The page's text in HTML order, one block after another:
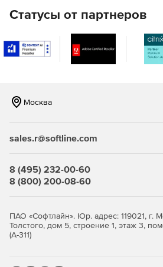
Статусы от партнеров
Москва
sales.r@softline.com
8 (495) 232-00-60
8 (800) 200-08-60
ПАО «Софтлайн». Юр. адрес: 119021, г.
Толстого, дом 5, строение 1, этаж 3,
(А-311)